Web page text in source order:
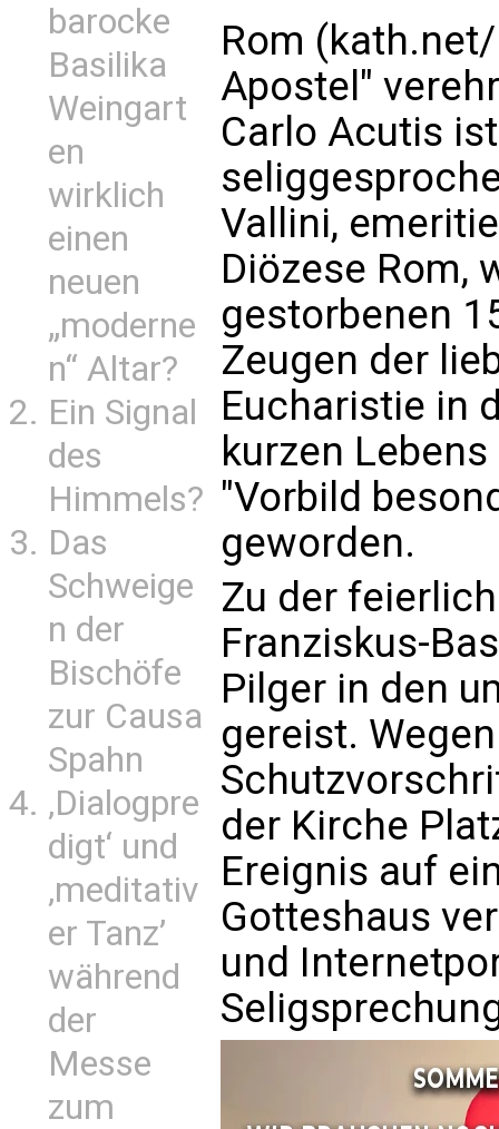
barocke
Basilika
Weingart
en
wirklich
einen
neuen
„moderne
n“ Altar?
Ein Signal
des
Himmels?
Das
Schweige
n der
Bischöfe
zur Causa
Spahn
‚Dialogpre
digt‘ und
‚meditativ
er Tanz’
während
der
Messe
zum
Rom
Apostel"
Carlo Acutis
Vallini,
Diözese Rom,
gestorbenen
Zeugen der
Eucharistie in
kurzen
"Vorbild
geworden.
Zu der
Franziskus-
Pilger in den
gereist.
der Kirche
Ereignis auf
Gotteshaus
und